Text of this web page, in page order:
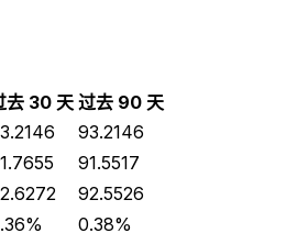
去 30 天 过去 90 天
93.2146
91.5517
92.5526
0.38%